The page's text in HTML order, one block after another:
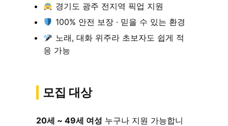
경기도 광주 전지역 픽업 지원
100% 안전 보장 · 믿을 수 있는 환경
노래, 대화 위주라 초보자도 쉽게 적
응 가능
모집 대상
20세 ~ 49세 여성 누구나 지원 가능합니